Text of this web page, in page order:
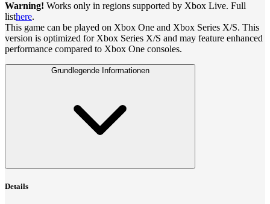
Warning! Works only in regions supported by Xbox Live. Full
listhere.
This game can be played on Xbox One and Xbox Series X/S. This
version is optimized for Xbox Series X/S and may feature enhanced
performance compared to Xbox One consoles.
Grundlegende Informationen
Details